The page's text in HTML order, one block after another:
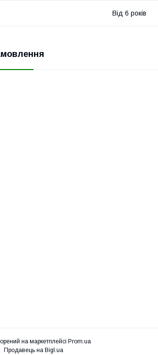
Від 6 років
на маркетплейсі Prom.ua
Продавець на Bigl.ua